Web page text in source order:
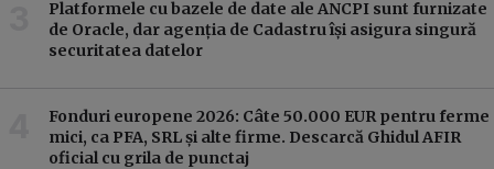
Platformele cu bazele de date ale ANCPI sunt furnizate
de Oracle, dar agenția de Cadastru își asigura singură
securitatea datelor
Fonduri europene 2026: Câte 50.000 EUR pentru ferme
mici, ca PFA, SRL și alte firme. Descarcă Ghidul AFIR
oficial cu grila de punctaj